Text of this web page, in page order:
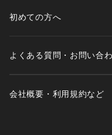
初めての方へ
よくある質問・お問い合
会社概要・利用規約など